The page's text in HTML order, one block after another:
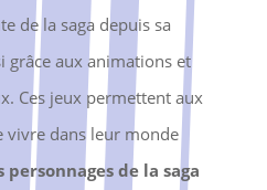
de la saga depuis sa
grâce aux animations et
Ces jeux permettent aux
vivre dans leur monde
personnages de la saga